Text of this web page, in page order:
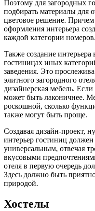
Поэтому для загородных
подбирать материалы для
цветовое решение.
оформления интерьера
каждой категории номеров.
Также создание интерьера
гостиницах иных
заведения. Это
элитного загородного
дизайнерская мебель.
может быть лаконичнее.
роскошной, сколько
также могут быть проще.
Создавая дизайн-проект,
интерьер гостиниц
универсальным, отвечая
вкусовыми
отеля в первую очередь
Здесь должно быть
природой.
Хостелы